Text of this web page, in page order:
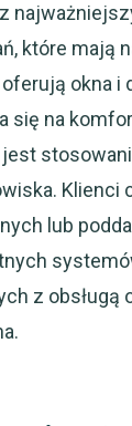
które mają
okna i
się na
lub
z obsługą